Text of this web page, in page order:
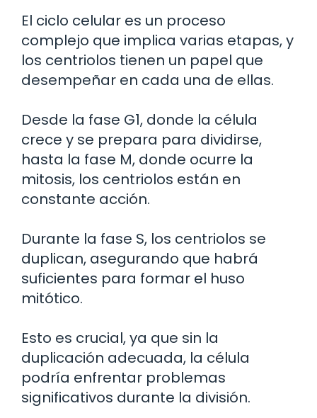
El ciclo celular es un proceso
complejo que implica varias etapas, y
los centriolos tienen un papel que
desempeñar en cada una de ellas.
Desde la fase G1, donde la célula
crece y se prepara para dividirse,
hasta la fase M, donde ocurre la
mitosis, los centriolos están en
constante acción.
Durante la fase S, los centriolos se
duplican, asegurando que habrá
suficientes para formar el huso
mitótico.
Esto es crucial, ya que sin la
duplicación adecuada, la célula
podría enfrentar problemas
significativos durante la división.